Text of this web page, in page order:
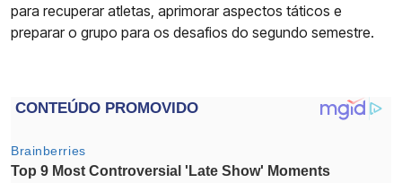
para recuperar atletas, aprimorar aspectos táticos e
preparar o grupo para os desafios do segundo semestre.